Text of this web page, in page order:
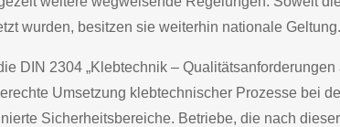
wurden, besitzen sie weiterhin nationale Geltung.
DIN 2304 „Klebtechnik –
Umsetzung klebtechnischer Prozesse bei
Sicherheitsbereiche. Betriebe, die nach